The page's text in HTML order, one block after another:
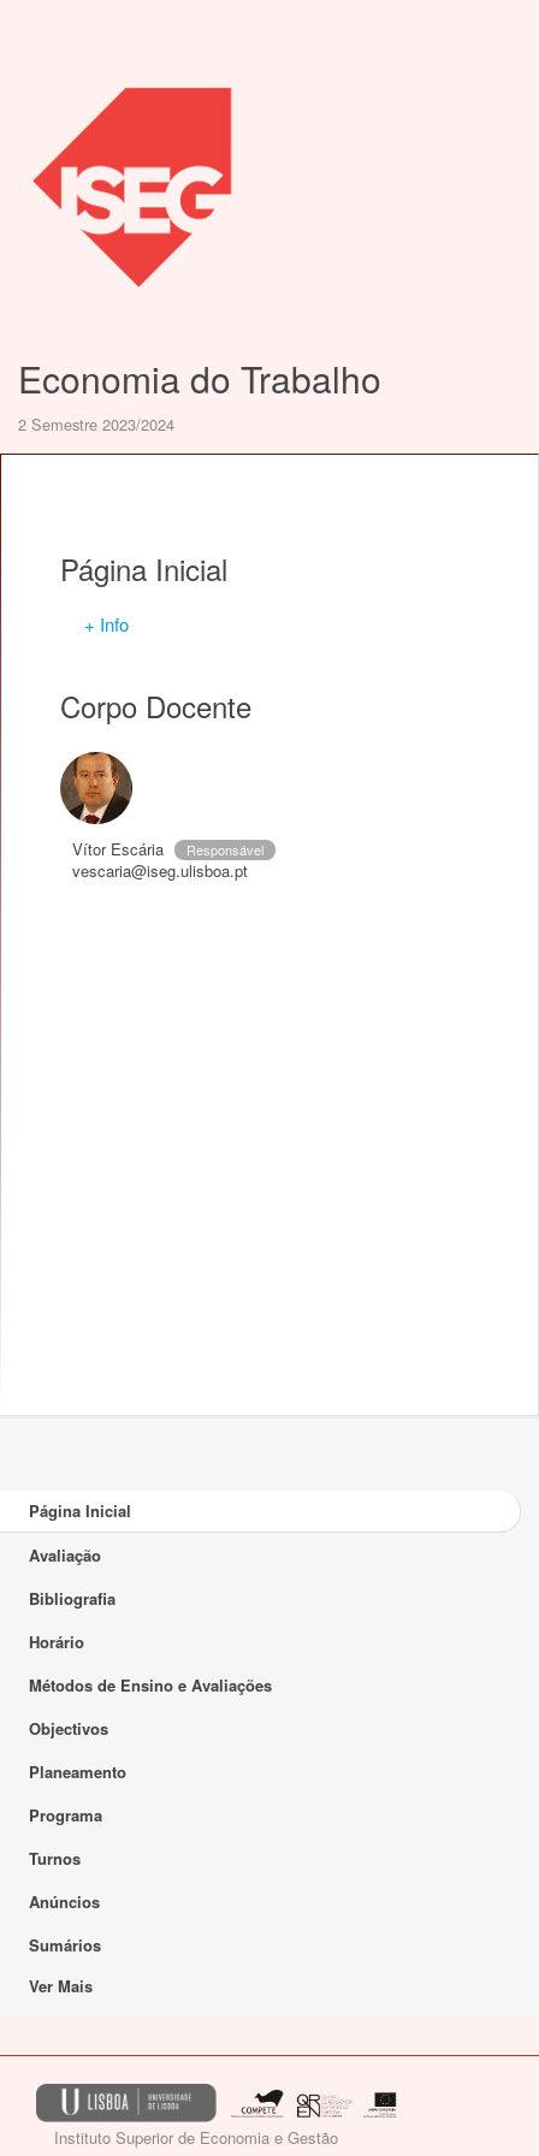
Economia do Trabalho
2 Semestre 2023/2024
Página Inicial
+ Info
Corpo Docente
Vítor Escária Responsável
vescaria@iseg.ulisboa.pt
Página Inicial
Avaliação
Bibliografia
Horário
Métodos de Ensino e Avaliações
Objectivos
Planeamento
Programa
Turnos
Anúncios
Sumários
Ver Mais
Instituto Superior de Economia e Gestão